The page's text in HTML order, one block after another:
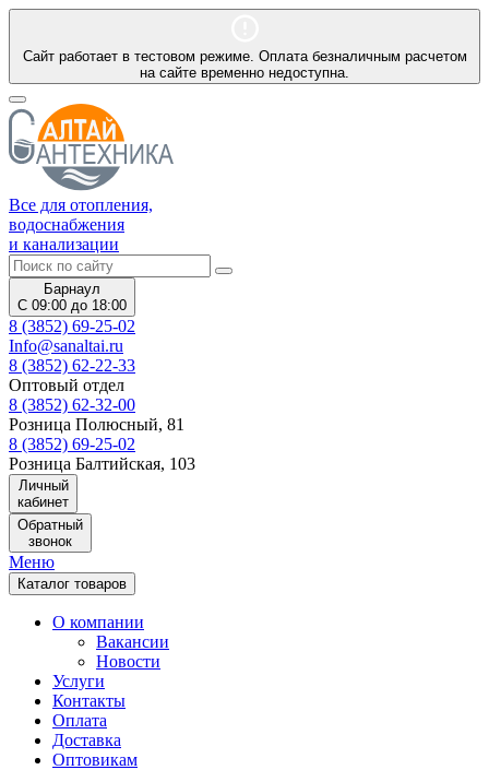
Сайт работает в тестовом режиме. Оплата безналичным расчетом
на сайте временно недоступна.
Все для отопления,
водоснабжения
и канализации
Барнаул
С 09:00 до 18:00
8 (3852) 69-25-02
Info@sanaltai.ru
8 (3852) 62-22-33
Оптовый отдел
8 (3852) 62-32-00
Розница Полюсный, 81
8 (3852) 69-25-02
Розница Балтийская, 103
Личный
кабинет
Обратный
звонок
Меню
Каталог товаров
О компании
Вакансии
Новости
Услуги
Контакты
Оплата
Доставка
Оптовикам